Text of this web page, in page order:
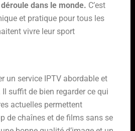
dans le monde. C’est
et pratique pour tous les
vivre leur sport
un service IPTV abordable et
Il suffit de bien regarder ce qui
actuelles permettent
de chaînes et de films sans se